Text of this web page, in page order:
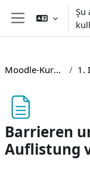
Yan panel
Şu
Moodle-Kurse barrierefrei gestalten
Barrieren
Auflistung